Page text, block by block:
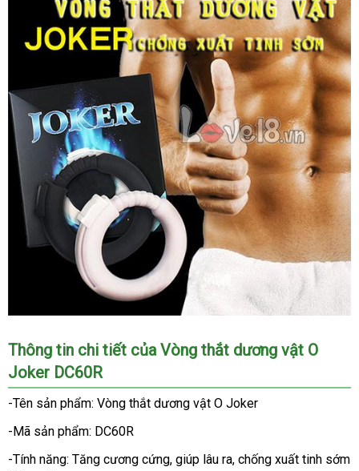
Vòng
thắt
dương
vật
O
Joker
đến
Thông tin chi tiết online
của Vòng thắt dương vật O
Joker DC60R
-Tên sản phẩm: Vòng thắt dương vật O Joker
-Mã sản phẩm: DC60R
-Tính năng: Tăng cương cứngđổi
, giúp lâu racũ
, chống xuất tinh sớm